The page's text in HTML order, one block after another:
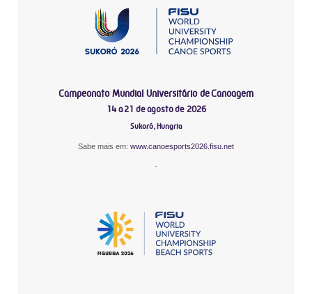
Campeonato Mundial Universitário de Canoagem
14 a 21 de agosto de 2026
Sukoró, Hungria
Sabe mais em: www.canoesports2026.fisu.net
-